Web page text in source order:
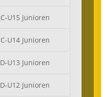
C-U15 Junioren
C-U14 Junioren
D-U13 Junioren
D-U12 Junioren